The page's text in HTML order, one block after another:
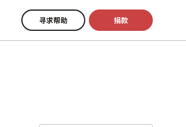
寻求帮助 捐款